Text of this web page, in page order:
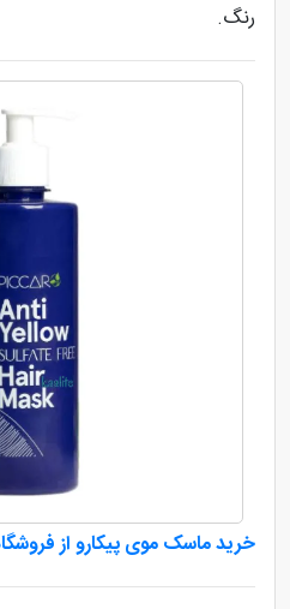
رنگ.
خرید ماسک موی پیکارو از